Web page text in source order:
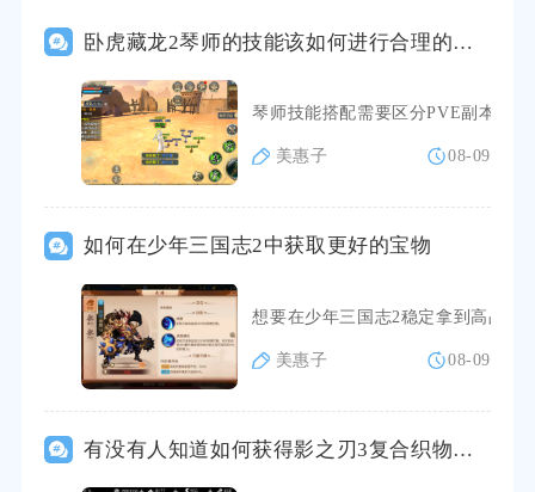
卧虎藏龙2琴师的技能该如何进行合理的搭配
琴师技能搭配需要区分PVE副本输
美惠子 08-09
如何在少年三国志2中获取更好的宝物
想要在少年三国志2稳定拿到高品质
美惠子 08-09
有没有人知道如何获得影之刃3复合织物材料